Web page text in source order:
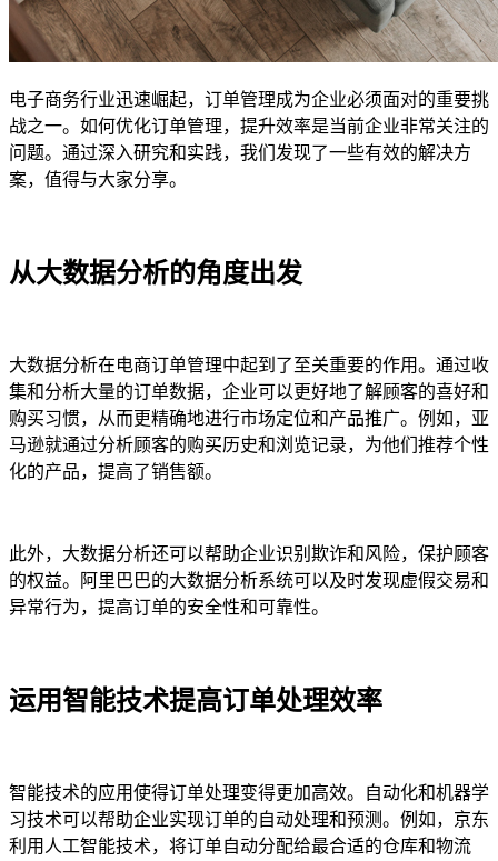
电子商务行业迅速崛起，订单管理成为企业必须面对的重要挑
战之一。如何优化订单管理，提升效率是当前企业非常关注的
问题。通过深入研究和实践，我们发现了一些有效的解决方
案，值得与大家分享。
从大数据分析的角度出发
大数据分析在电商订单管理中起到了至关重要的作用。通过收
集和分析大量的订单数据，企业可以更好地了解顾客的喜好和
购买习惯，从而更精确地进行市场定位和产品推广。例如，亚
马逊就通过分析顾客的购买历史和浏览记录，为他们推荐个性
化的产品，提高了销售额。
此外，大数据分析还可以帮助企业识别欺诈和风险，保护顾客
的权益。阿里巴巴的大数据分析系统可以及时发现虚假交易和
异常行为，提高订单的安全性和可靠性。
运用智能技术提高订单处理效率
智能技术的应用使得订单处理变得更加高效。自动化和机器学
习技术可以帮助企业实现订单的自动处理和预测。例如，京东
利用人工智能技术，将订单自动分配给最合适的仓库和物流